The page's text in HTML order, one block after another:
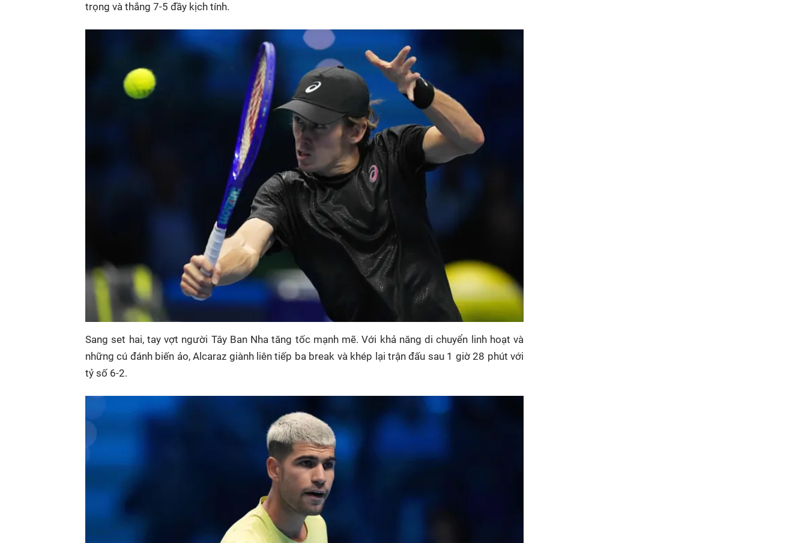
trọng và thắng 7-5 đầy kịch tính.
Sang set hai, tay vợt người Tây Ban Nha tăng tốc mạnh mẽ. Với khả năng di chuyển linh hoạt và
những cú đánh biến ảo, Alcaraz giành liên tiếp ba break và khép lại trận đấu sau 1 giờ 28 phút với
tỷ số 6-2.